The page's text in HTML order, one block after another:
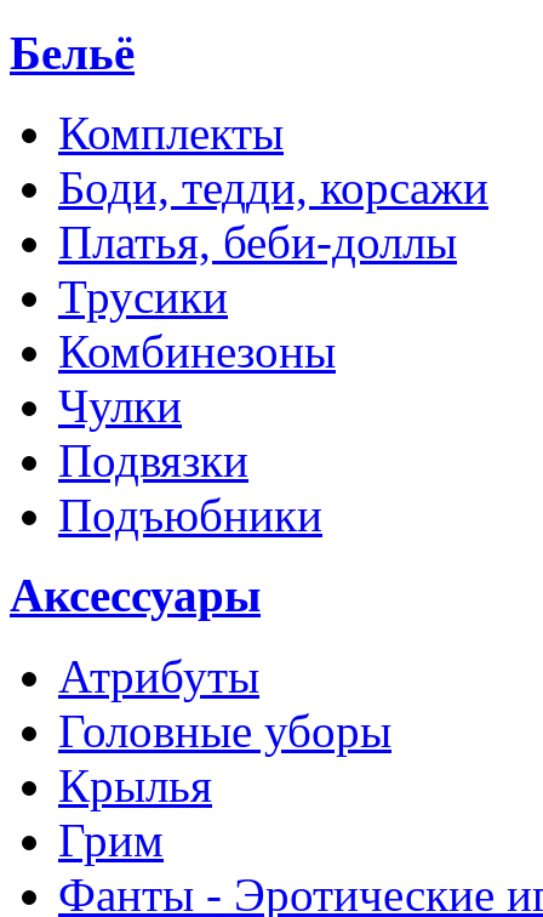
Бельё
Комплекты
Боди, тедди, корсажи
Платья, беби-доллы
Трусики
Комбинезоны
Чулки
Подвязки
Подъюбники
Аксессуары
Атрибуты
Головные уборы
Крылья
Грим
Фанты - Эротические